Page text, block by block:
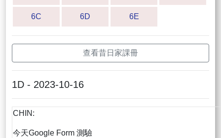
6C 6D 6E
查看昔日家課冊
1D - 2023-10-16
CHIN:
今天Google Form 測驗